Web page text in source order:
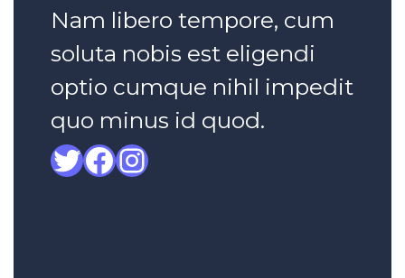
Nam libero tempore, cum
soluta nobis est eligendi
optio cumque nihil impedit
quo minus id quod.